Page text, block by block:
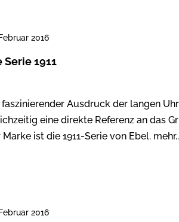
2016
Serie 1911
faszinierender Ausdruck der langen
eine direkte Referenz an das
Marke ist die 1911-Serie von Ebel.
2016